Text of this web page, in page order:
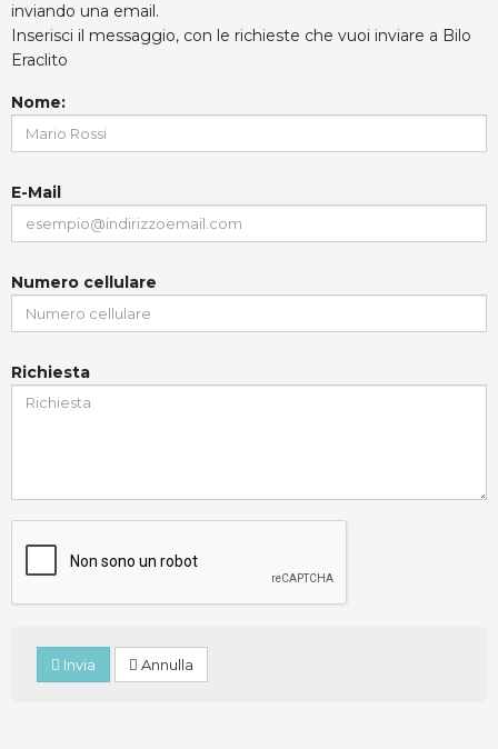
inviando una email.
Inserisci il messaggio, con le richieste che vuoi inviare a Bilo
Eraclito
Nome:
E-Mail
Numero cellulare
Richiesta
Invia Annulla